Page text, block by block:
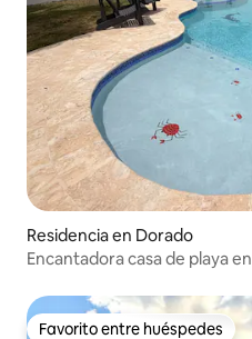
Residencia en Dorado
Encantadora casa de playa
Favorito entre huéspedes